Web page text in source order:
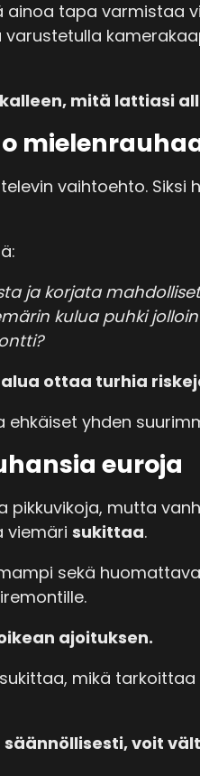
ainoa tapa varmistaa
mitä lattiasi
vaihtoehto. Siksi
ja korjata
kulua puhki
ottaa turhia
ehkäiset yhden
euroja
pikkuvikoja, mutta
viemäri sukittaa.
sekä
ajoituksen.
mikä
voit